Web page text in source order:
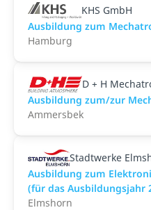
KHS GmbH
Ausbildung zum
Hamburg
D + H
Ausbildung zum/zur
Ammersbek
Stadtwerke
Ausbildung zum
(für das Ausbildungsjahr
Elmshorn